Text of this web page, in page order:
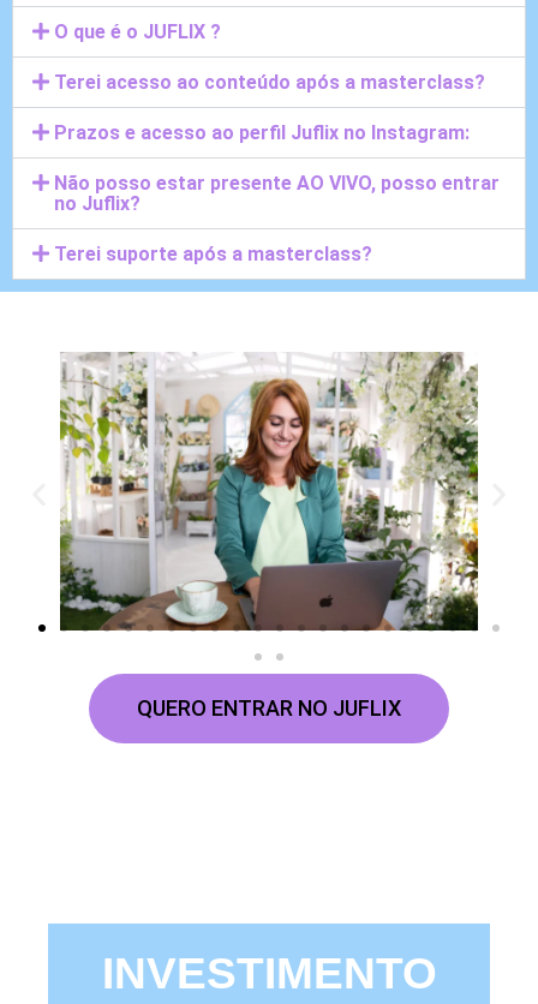
O que é o JUFLIX ?
Terei acesso ao conteúdo após a masterclass?
Prazos e acesso ao perfil Juflix no Instagram:
Não posso estar presente AO VIVO, posso entrar
no Juflix?
Terei suporte após a masterclass?
QUERO ENTRAR NO JUFLIX
INVESTIMENTO